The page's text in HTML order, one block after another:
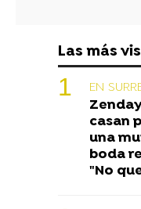
Las más
EN
casan
una
boda
"No